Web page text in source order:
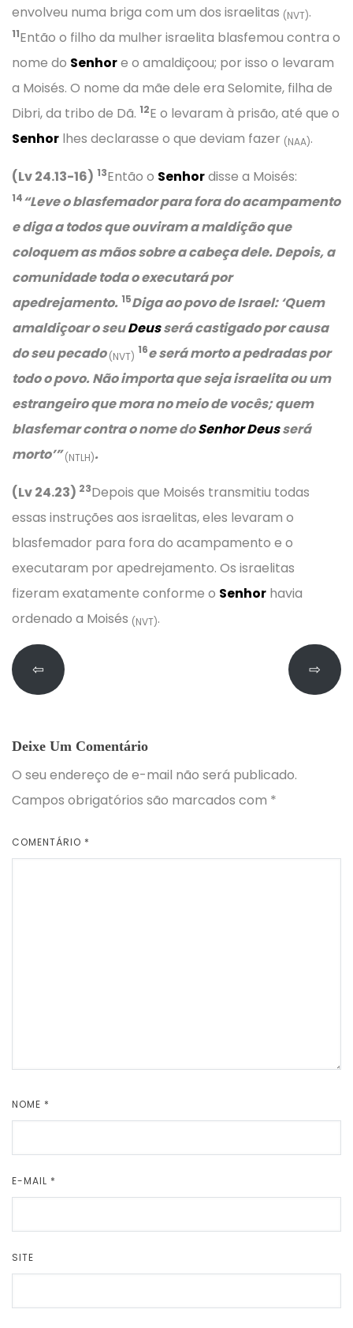
envolveu numa briga com um dos israelitas (NVT).
11Então o filho da mulher israelita blasfemou contra o
nome do Senhore o amaldiçoou; por isso o levaram
a Moisés. O nome da mãe dele era Selomite, filha de
Dibri, da tribo de Dã. 12E o levaram à prisão, até que o
Senhor lhes declarasse o que deviam fazer (NAA).
(Lv 24.13-16) 13Então o Senhordisse a Moisés:
14“Leve o blasfemador para fora do acampamento
e diga a todos que ouviram a maldição que
coloquem as mãos sobre a cabeça dele. Depois, a
comunidade toda o executará por
apedrejamento. 15Diga ao povo de Israel: ‘Quem
amaldiçoar o seuDeusserá castigado por causa
do seu pecado(NVT)
16e será morto a pedradas por
todo o povo. Não importa que seja israelita ou um
estrangeiro que mora no meio de vocês; quem
blasfemar contra o nome doSenhor Deusserá
morto’”(NTLH).
(Lv 24.23) 23Depois que Moisés transmitiu todas
essas instruções aos israelitas, eles levaram o
blasfemador para fora do acampamento e o
executaram por apedrejamento. Os israelitas
fizeram exatamente conforme o Senhor havia
ordenado a Moisés (NVT).
⇦ ⇨
Deixe Um Comentário
O seu endereço de e-mail não será publicado.
Campos obrigatórios são marcados com *
COMENTÁRIO *
NOME *
E-MAIL *
SITE